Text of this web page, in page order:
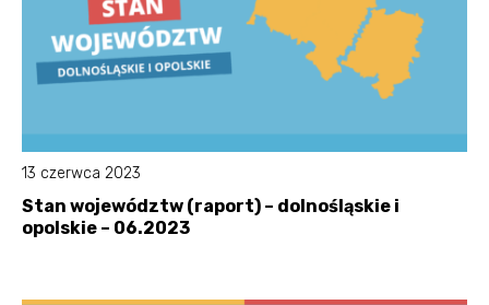
13 czerwca 2023
Stan województw (raport) – dolnośląskie i
opolskie – 06.2023